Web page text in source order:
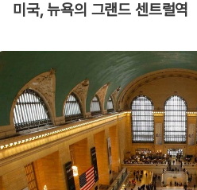
미국, 뉴욕의 그랜드 센트럴역